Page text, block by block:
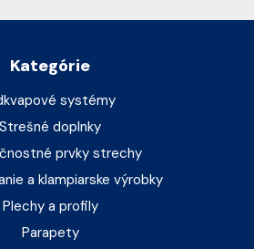
Kategórie
systémy
Strešné doplnky
prvky strechy
a klampiarske výrobky
Plechy a profily
Parapety